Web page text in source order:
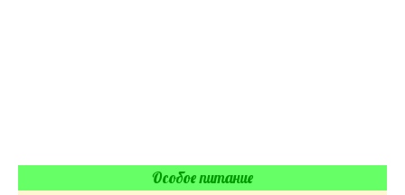
Особое питание